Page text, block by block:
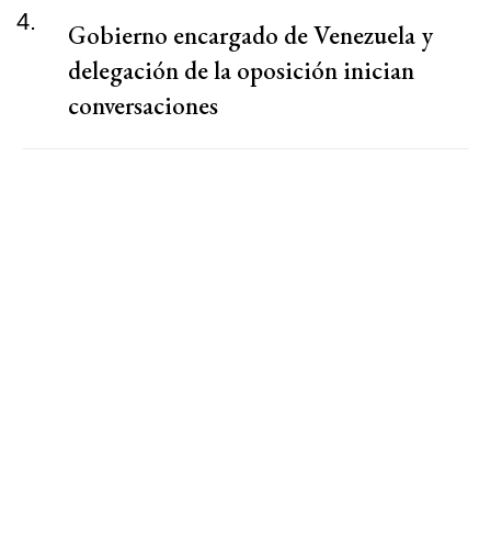
4.
Gobierno encargado de Venezuela y
delegación de la oposición inician
conversaciones